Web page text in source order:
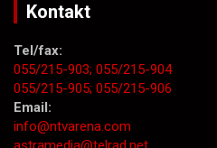
Kontakt
Tel/fax:
055/215-903; 055/215-904
055/215-905; 055/215-906
Email:
info@ntvarena.com